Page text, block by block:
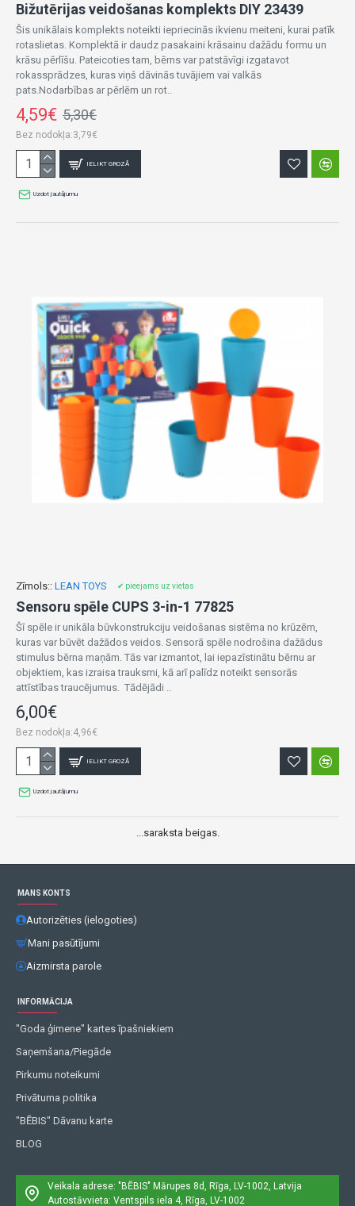
Bižutērijas veidošanas komplekts DIY 23439
Šis unikālais komplekts noteikti iepriecinās ikvienu meiteni, kurai patīk
rotaslietas. Komplektā ir daudz pasakaini krāsainu dažādu formu un
krāsu pērlīšu. Pateicoties tam, bērns var patstāvīgi izgatavot
rokassprādzes, kuras viņš dāvinās tuvājiem vai valkās
pats.Nodarbības ar pērlēm un rot..
4,59€ 5,30€
Bez nodokļa:3,79€
IELIKT GROZĀ
Uzdot jautājumu
Zīmols:: LEAN TOYS ✔ pieejams uz vietas
Sensoru spēle CUPS 3-in-1 77825
Šī spēle ir unikāla būvkonstrukciju veidošanas sistēma no krūzēm,
kuras var būvēt dažādos veidos. Sensorā spēle nodrošina dažādus
stimulus bērna maņām. Tās var izmantot, lai iepazīstinātu bērnu ar
objektiem, kas izraisa trauksmi, kā arī palīdz noteikt sensorās
attīstības traucējumus. Tādējādi ..
6,00€
Bez nodokļa:4,96€
IELIKT GROZĀ
Uzdot jautājumu
...saraksta beigas.
MANS KONTS
Autorizēties (ielogoties)
Mani pasūtījumi
Aizmirsta parole
INFORMĀCIJA
"Goda ģimene" kartes īpašniekiem
Saņemšana/Piegāde
Pirkumu noteikumi
Privātuma politika
"BĒBIS" Dāvanu karte
BLOG
Veikala adrese: "BĒBIS" Mārupes 8d, Rīga, LV-1002, Latvija
Autostāvvieta: Ventspils iela 4, Rīga, LV-1002